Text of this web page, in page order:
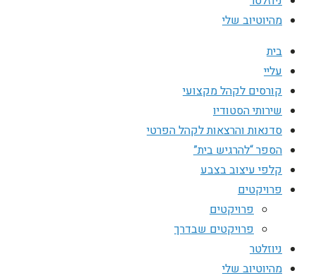
מהיוטיוב שלי
בית
עליי
קורסים לקהל מקצועי
שירותי הסטודיו
סדנאות והרצאות לקהל הפרטי
הספר “להרגיש בית”
קלפי עיצוב בצבע
פרויקטים
פרויקטים
פרויקטים שבדרך
ניוזלטר
מהיוטיוב שלי